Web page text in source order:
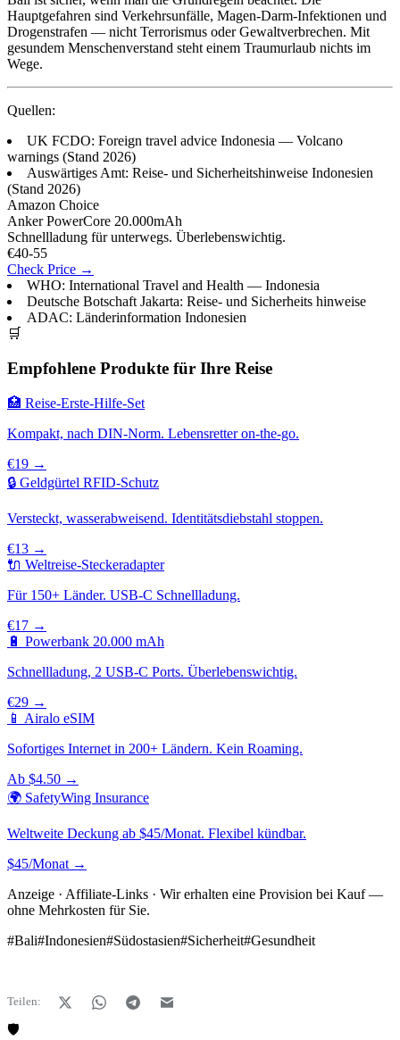
Hauptgefahren sind Verkehrsunfälle, Magen-Darm-Infektionen und
Drogenstrafen — nicht Terrorismus oder Gewaltverbrechen. Mit
gesundem Menschenverstand steht einem Traumurlaub nichts im
Wege.
Quellen:
UK FCDO: Foreign travel advice Indonesia — Volcano
warnings (Stand 2026)
Auswärtiges Amt: Reise- und Sicherheitshinweise Indonesien
(Stand 2026)
Amazon Choice
Anker PowerCore 20.000mAh
Schnellladung für unterwegs. Überlebenswichtig.
€40-55
Check Price →
WHO: International Travel and Health — Indonesia
Deutsche Botschaft Jakarta: Reise- und Sicherheits hinweise
ADAC: Länderinformation Indonesien
🛒
Empfohlene Produkte für Ihre Reise
🏥 Reise-Erste-Hilfe-Set
Kompakt, nach DIN-Norm. Lebensretter on-the-go.
€19 →
🔒 Geldgürtel RFID-Schutz
Versteckt, wasserabweisend. Identitätsdiebstahl stoppen.
€13 →
🔌 Weltreise-Steckeradapter
Für 150+ Länder. USB-C Schnellladung.
€17 →
🔋 Powerbank 20.000 mAh
Schnellladung, 2 USB-C Ports. Überlebenswichtig.
€29 →
📱 Airalo eSIM
Sofortiges Internet in 200+ Ländern. Kein Roaming.
Ab $4.50 →
🌍 SafetyWing Insurance
Weltweite Deckung ab $45/Monat. Flexibel kündbar.
$45/Monat →
Anzeige · Affiliate-Links · Wir erhalten eine Provision bei Kauf —
ohne Mehrkosten für Sie.
#Bali#Indonesien#Südostasien#Sicherheit#Gesundheit
Teilen:
🛡️